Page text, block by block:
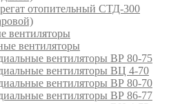
отопительный СТД-300
вентиляторы
вентиляторы
вентиляторы ВР 80-75
вентиляторы ВЦ 4-70
вентиляторы ВР 80-70
вентиляторы ВР 86-77